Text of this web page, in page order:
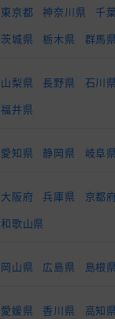
東京都 神奈川県 千
茨城県
栃木県 群馬県
山梨県 長野県 石川県
福井県
愛知県 静岡県 岐阜県
大阪府 兵庫県 京都
和歌山県
岡山県 広島県 島根県
愛媛県 香川県 高知県